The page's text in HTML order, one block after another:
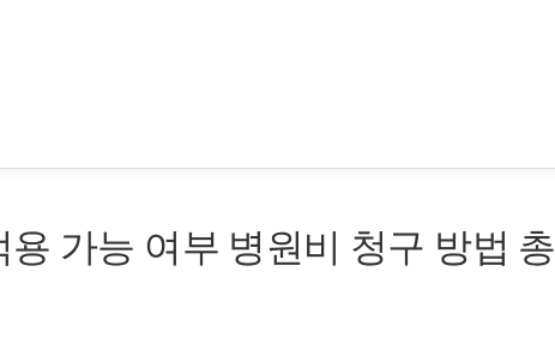
가능 여부 병원비 청구 방법 총